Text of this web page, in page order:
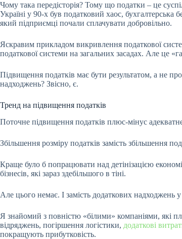
Чому така передісторія? Тому що податки – це
Україні у 90-х був податковий хаос,
який підприємці почали сплачувати добровільно.
Яскравим прикладом викривлення податкової
податкової системи на загальних засадах. Але це
Підвищення податків має бути результатом, а не
надходжень? Звісно, є.
Тренд на підвищення податків
Поточне підвищення податків плюс-мінус
Збільшення розміру податків замість збільшення
Краще було б попрацювати над детінізацією
бізнесів, які зараз здебільшого в тіні.
Але цього немає. І замість додаткових
Я знайомий з повністю «білими» компаніями, які
відряджень, погіршення логістики, додаткові
покращують прибутковість.